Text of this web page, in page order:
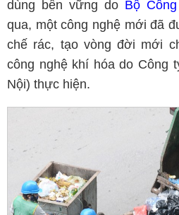
dùng bền vững do Bộ
qua, một công nghệ mới đã
chế rác, tạo vòng đời mới
công nghệ khí hóa do Công
Nội) thực hiện.